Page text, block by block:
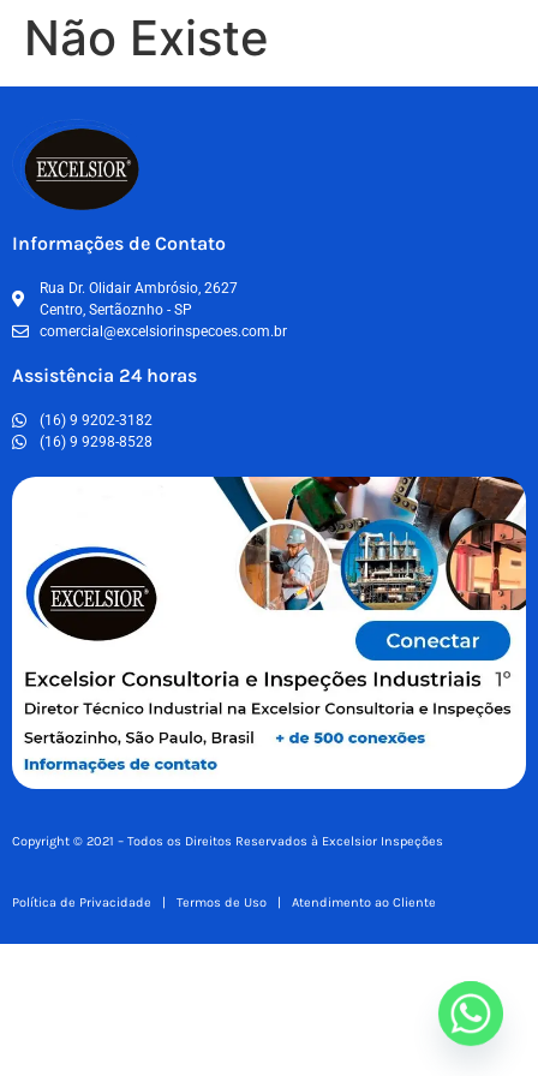
Não Existe
Informações de Contato
Rua Dr. Olidair Ambrósio, 2627
Centro, Sertãoznho - SP
comercial@excelsiorinspecoes.com.br
Assistência 24 horas
(16) 9 9202-3182
(16) 9 9298-8528
Copyright © 2021 – Todos os Direitos Reservados à Excelsior Inspeções
Política de Privacidade | Termos de Uso | Atendimento ao Cliente